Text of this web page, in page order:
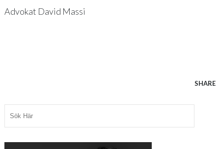
Advokat David Massi
SHARE